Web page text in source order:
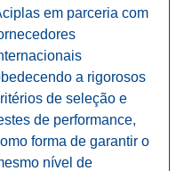
em parceria com
a rigorosos
de seleção e
de performance,
forma de garantir o
nível de